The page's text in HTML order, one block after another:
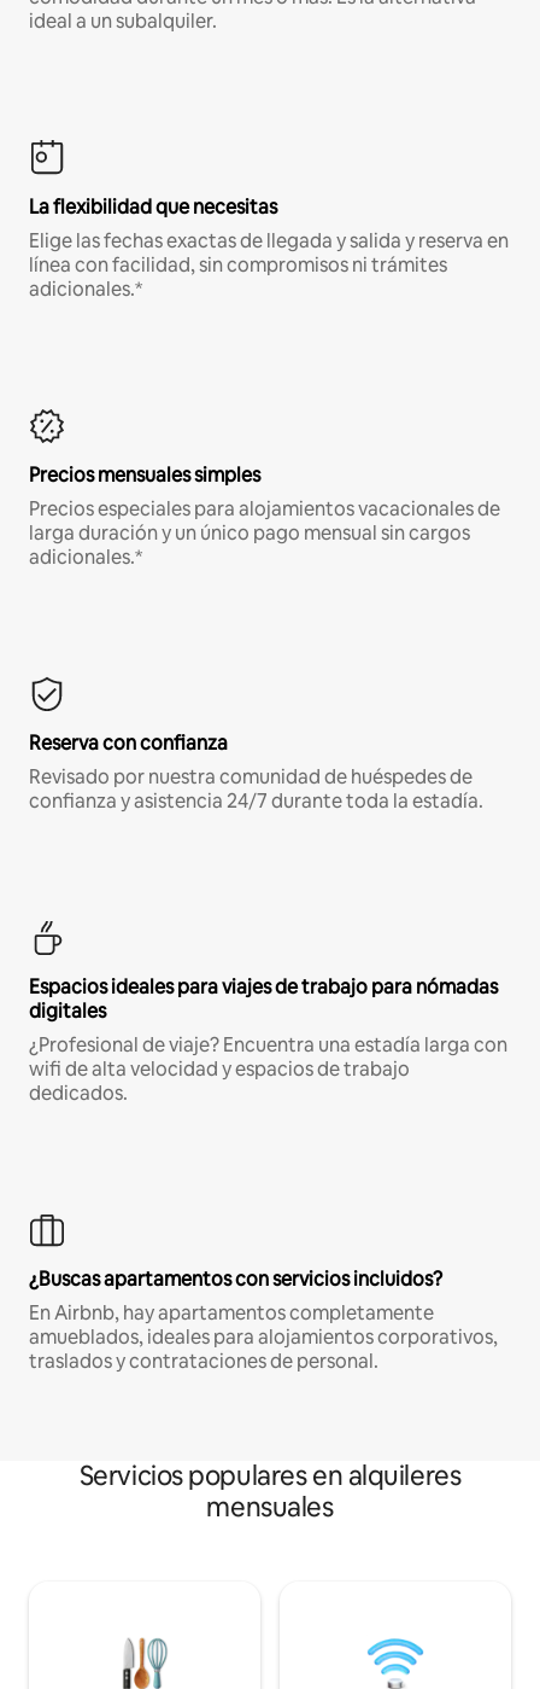
ideal a un subalquiler.
La flexibilidad que necesitas
Elige las fechas exactas de llegada y salida y reserva en
línea con facilidad, sin compromisos ni trámites
adicionales.*
Precios mensuales simples
Precios especiales para alojamientos vacacionales de
larga duración y un único pago mensual sin cargos
adicionales.*
Reserva con confianza
Revisado por nuestra comunidad de huéspedes de
confianza y asistencia 24/7 durante toda la estadía.
Espacios ideales para viajes de trabajo para nómadas
digitales
¿Profesional de viaje? Encuentra una estadía larga con
wifi de alta velocidad y espacios de trabajo
dedicados.
¿Buscas apartamentos con servicios incluidos?
En Airbnb, hay apartamentos completamente
amueblados, ideales para alojamientos corporativos,
traslados y contrataciones de personal.
Servicios populares en alquileres
mensuales